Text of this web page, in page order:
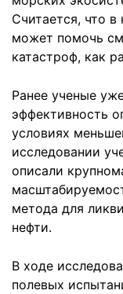
Считается, что в
может помочь
катастроф, как
Ранее ученые
эффективность
условиях
исследовании
описали
метода для
нефти.
В ходе
полевых